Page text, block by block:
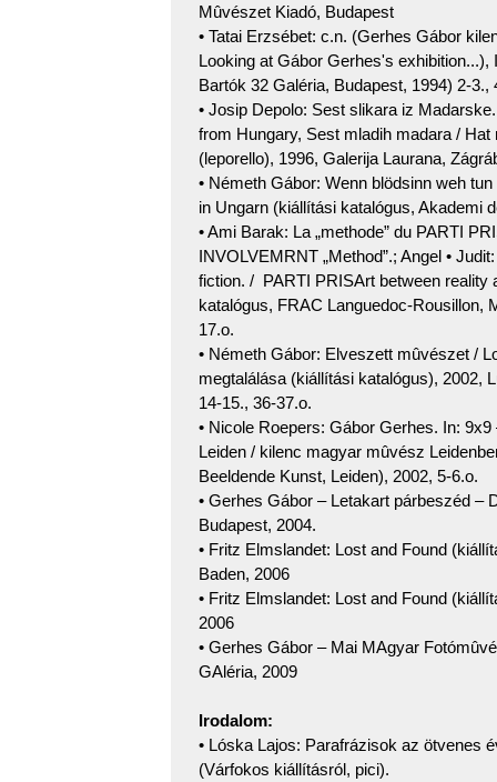
Mûvészet Kiadó, Budapest
• Tatai Erzsébet: c.n. (Gerhes Gábor
Looking at Gábor Gerhes's
Bartók 32 Galéria, Budapest, 1994) 2-3.,
• Josip Depolo: Sest slikara iz
from Hungary, Sest mladih madara /
(leporello), 1996, Galerija Laurana,
• Németh Gábor: Wenn blödsinn weh
in Ungarn (kiállítási katalógus, Akademi
• Ami Barak: La „methode” du PARTI
INVOLVEMRNT „Method”.; Angel •
fiction. / PARTI PRISArt between reality
katalógus, FRAC Languedoc-Rousillon,
17.o.
• Németh Gábor: Elveszett mûvészet /
megtalálása (kiállítási katalógus), 2002,
14-15., 36-37.o.
• Nicole Roepers: Gábor Gerhes. In:
Leiden / kilenc magyar mûvész
Beeldende Kunst, Leiden), 2002, 5-6.o.
• Gerhes Gábor – Letakart párbeszéd –
Budapest, 2004.
• Fritz Elmslandet: Lost and Found
Baden, 2006
• Fritz Elmslandet: Lost and Found
2006
• Gerhes Gábor – Mai MAgyar
GAléria, 2009
Irodalom:
• Lóska Lajos: Parafrázisok az ötvenes
(Várfokos kiállításról, pici).